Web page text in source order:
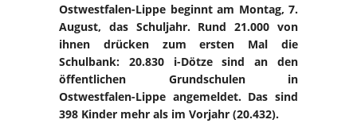
Ostwestfalen-Lippe beginnt am Montag, 7.
August, das Schuljahr. Rund 21.000 von
ihnen drücken zum ersten Mal die
Schulbank: 20.830 i-Dötze sind an den
öffentlichen Grundschulen in
Ostwestfalen-Lippe angemeldet. Das sind
398 Kinder mehr als im Vorjahr (20.432).